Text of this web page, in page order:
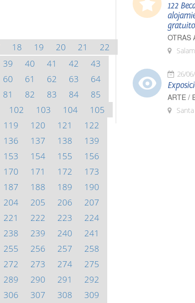
18 19 20 21
22
39 40 41 42
43
60 61 62 63
64
81 82 83 84
85
102 103 104
105
119 120 121
122
136 137 138
139
153 154 155
156
170 171 172
173
187 188 189
190
204 205 206
207
221 222 223
224
238 239 240
241
255 256 257
258
272 273 274
275
289 290 291
292
306 307 308 309
122
gratuito
OTRAS
26/
ARTE /